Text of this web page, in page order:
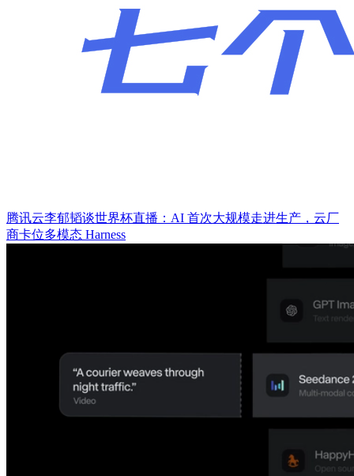
腾讯云李郁韬谈世界杯直播：AI 首次大规模走进生产，云厂
商卡位多模态 Harness